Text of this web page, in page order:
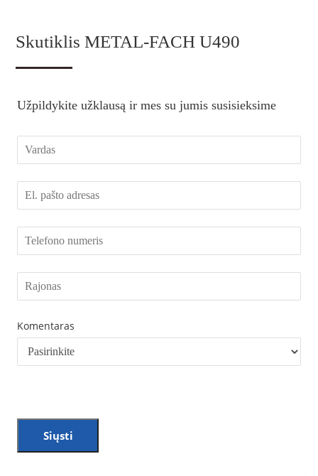
Skutiklis METAL-FACH U490
Užpildykite užklausą ir mes su jumis susisieksime
Komentaras
Siųsti